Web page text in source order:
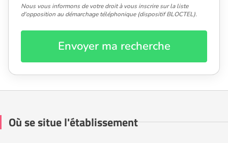
Nous vous informons de votre droit à vous inscrire sur la liste
d'opposition au démarchage téléphonique (dispositif BLOCTEL).
Envoyer ma recherche
Où se situe l'établissement